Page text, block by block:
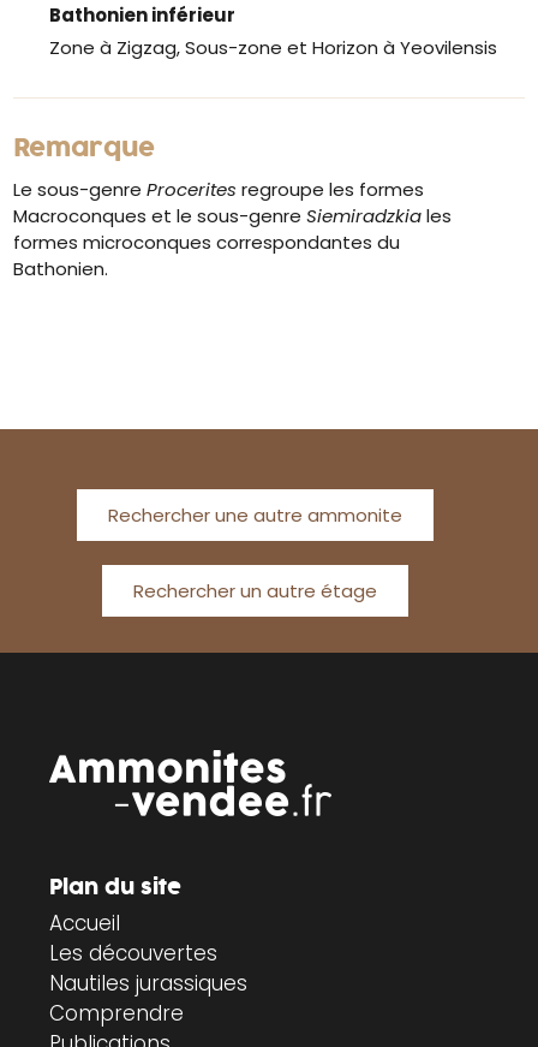
Bathonien inférieur
Zone à Zigzag, Sous-zone et Horizon à Yeovilensis
Remarque
Le sous-genreProcerites regroupe les formes
Macroconques et le sous-genreSiemiradzkiales
formes microconques correspondantes du
Bathonien.
Rechercher une autre ammonite
Rechercher un autre étage
Plan du site
Accueil
Les découvertes
Nautiles jurassiques
Comprendre